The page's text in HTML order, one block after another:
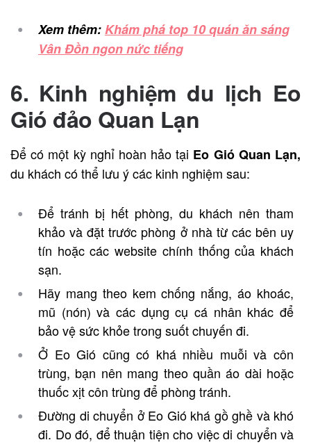
Xem thêm:Khám phá top 10 quán ăn sáng
Vân Đồn ngon nức tiếng
6. Kinh nghiệm du lịch Eo
Gió đảo Quan Lạn
Để có một kỳ nghỉ hoàn hảo tại Eo Gió Quan Lạn,
du khách có thể lưu ý các kinh nghiệm sau:
Để tránh bị hết phòng, du khách nên tham
khảo và đặt trước phòng ở nhà từ các bên uy
tín hoặc các website chính thống của khách
sạn.
Hãy mang theo kem chống nắng, áo khoác,
mũ (nón) và các dụng cụ cá nhân khác để
bảo vệ sức khỏe trong suốt chuyến đi.
Ở Eo Gió cũng có khá nhiều muỗi và côn
trùng, bạn nên mang theo quần áo dài hoặc
thuốc xịt côn trùng để phòng tránh.
Đường di chuyển ở Eo Gió khá gồ ghề và khó
đi. Do đó, để thuận tiện cho việc di chuyển và